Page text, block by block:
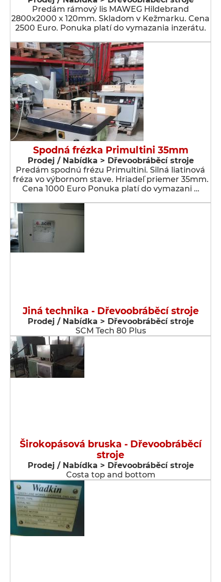
Predám rámový lis MAWEG Hildebrand
2800x2000 x 120mm. Skladom v Kežmarku. Cena
2500 Euro. Ponuka platí do vymazania inzerátu.
Spodná frézka Primultini 35mm
Prodej / Nabídka > Dřevoobráběcí stroje
Predám spodnú frézu Primultini. Silná liatinová
fréza vo výbornom stave. Hriadeľ priemer 35mm.
Cena 1000 Euro Ponuka platí do vymazani …
Jiná technika - Dřevoobráběcí stroje
Prodej / Nabídka > Dřevoobráběcí stroje
SCM Tech 80 Plus
Širokopásová bruska - Dřevoobráběcí
stroje
Prodej / Nabídka > Dřevoobráběcí stroje
Costa top and bottom